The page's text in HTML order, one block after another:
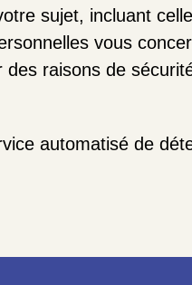
sujet, incluant
vous
raisons de
automatisé de